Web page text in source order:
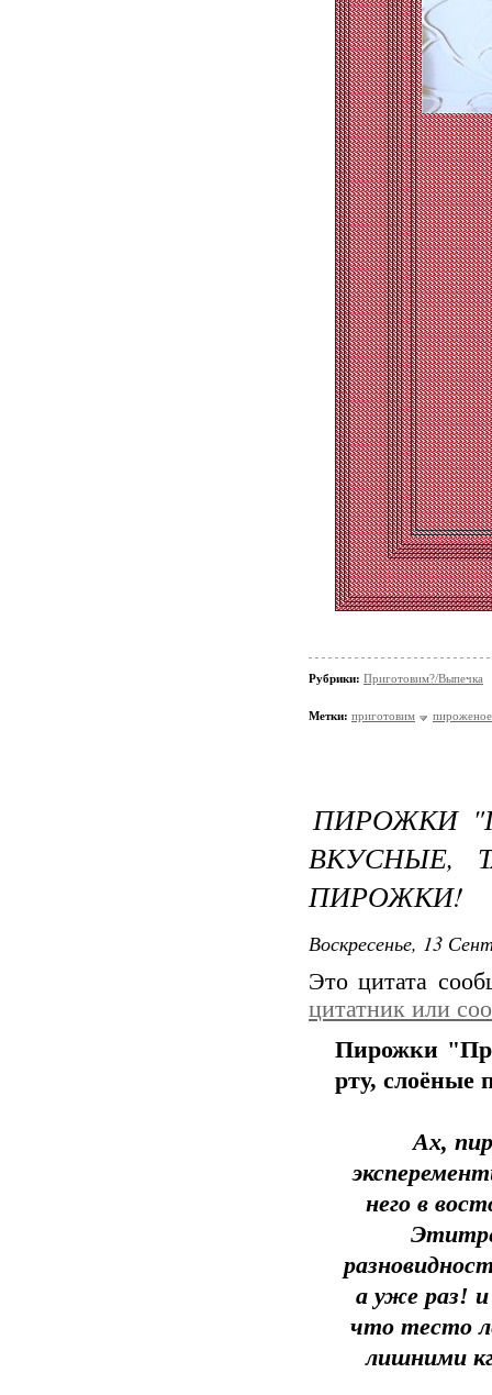
Рубрики: Приготовим?/Выпечка
Метки: приготовим пироженое
ПИРОЖКИ
ВКУСНЫЕ,
ПИРОЖКИ!
Воскресенье, 13
Это цитата
цитатник или
Пирожки
рту, слоёные
Ах,
него в
а уже раз!
что тесто
лишними